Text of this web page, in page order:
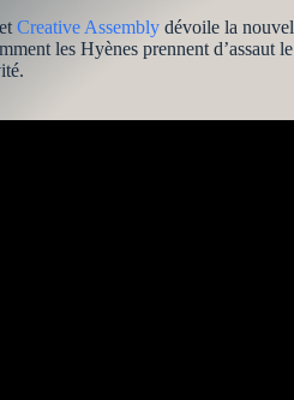
et Creative Assembly dévoile la
les Hyènes prennent